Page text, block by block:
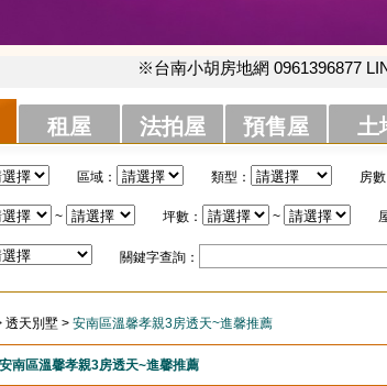
※台南小胡房地網 0961396877 LINE
租屋 法拍屋 預售屋 土
區域： 類型： 房
~ 坪數： ~
關鍵字查詢：
透天別墅 > 安南區溫馨孝親3房透天~進馨推薦
安南區溫馨孝親3房透天~進馨推薦